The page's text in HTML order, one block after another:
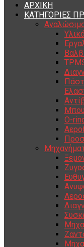
ΑΡΧΙΚΗ
ΚΑΤΗΓΟΡΙΕΣ
O-